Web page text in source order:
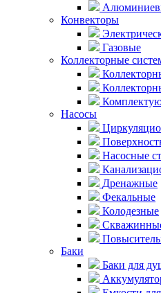
Конвекторы
Газовые
Коллекторные
Насосы
Насосные
Дренажные
Фекальные
Колодезные
Баки
Баки для